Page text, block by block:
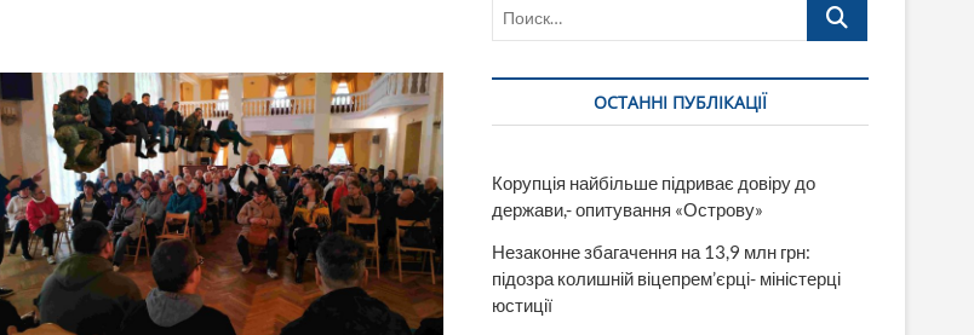
Поиск…
ОСТАННІ ПУБЛІКАЦІЇ
Корупція найбільше підриває довіру до
держави,- опитування «Острову»
Незаконне збагачення на 13,9 млн грн:
підозра колишній віцепрем’єрці- міністерці
юстиції